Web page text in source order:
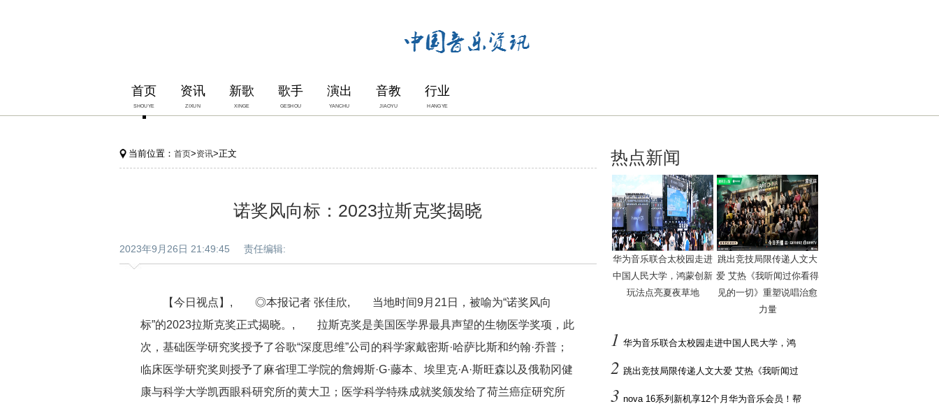
首页
SHOUYE
资讯
ZIXUN
新歌
XINGE
歌手
GESHOU
演出
YANCHU
音教
JIAOYU
行业
HANGYE
当前位置： 首页>资讯>正文
诺奖风向标：2023拉斯克奖揭晓
2023年9月26日 21:49:45 责任编辑:
【今日视点】, ◎本报记者 张佳欣, 当地时间9月21日，被喻为“诺奖风向
标”的2023拉斯克奖正式揭晓。, 拉斯克奖是美国医学界最具声望的生物医学奖项，此
次，基础医学研究奖授予了谷歌“深度思维”公司的科学家戴密斯·哈萨比斯和约翰·乔普；
临床医学研究奖则授予了麻省理工学院的詹姆斯·G·藤本、埃里克·A·斯旺森以及俄勒冈健
康与科学大学凯西眼科研究所的黄大卫；医学科学特殊成就奖颁发给了荷兰癌症研究所
热点新闻
华为音乐联合太校园走进
中国人民大学，鸿蒙创新
玩法点亮夏夜草地
跳出竞技局限传递人文大
爱 艾热《我听闻过你看得
见的一切》重塑说唱治愈
力量
1 华为音乐联合太校园走进中国人民大学，鸿
2 跳出竞技局限传递人文大爱 艾热《我听闻过
3 nova 16系列新机享12个月华为音乐会员！帮